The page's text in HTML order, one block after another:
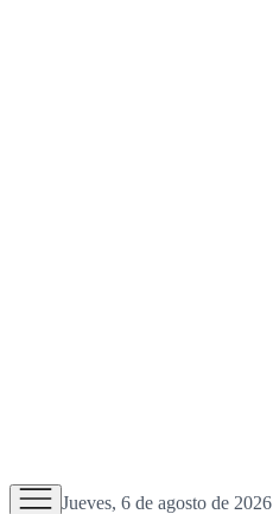
Jueves, 6 de agosto de 2026